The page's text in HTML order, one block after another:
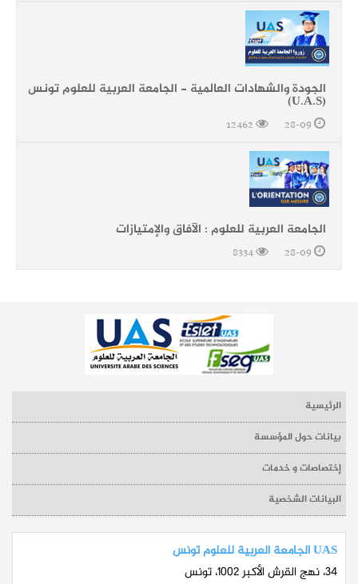
الجودة والشهادات العالمية - الجامعة العربية للعلوم تونس
(U.A.S)
الجامعة العربية للعلوم : الآفاق والإمتيازات
الرئيسية
بيانات حول المؤسسة
إختصاصات و خدمات
البيانات الشخصية
UAS الجامعة العربية للعلوم تونس
34، نهج القرش الأكبر 1002، تونس